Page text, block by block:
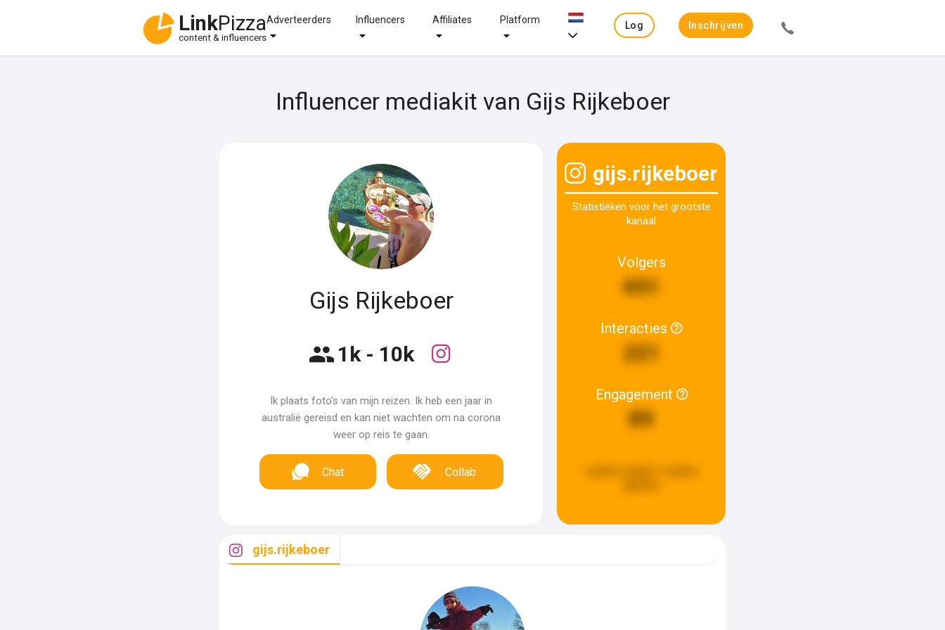
LinkPizza
content & influencers
Adverteerders Influencers Affiliates Platform
Log
Inschrijven
Influencer mediakit van Gijs Rijkeboer
Gijs Rijkeboer
1k - 10k
Ik plaats foto's van mijn reizen. Ik heb een jaar in
australië gereisd en kan niet wachten om na corona
weer op reis te gaan.
Chat Collab
gijs.rijkeboer
Statistieken voor het grootste
kanaal
Volgers
651
Interacties
221
Engagement
89
gijs.rijkeboer